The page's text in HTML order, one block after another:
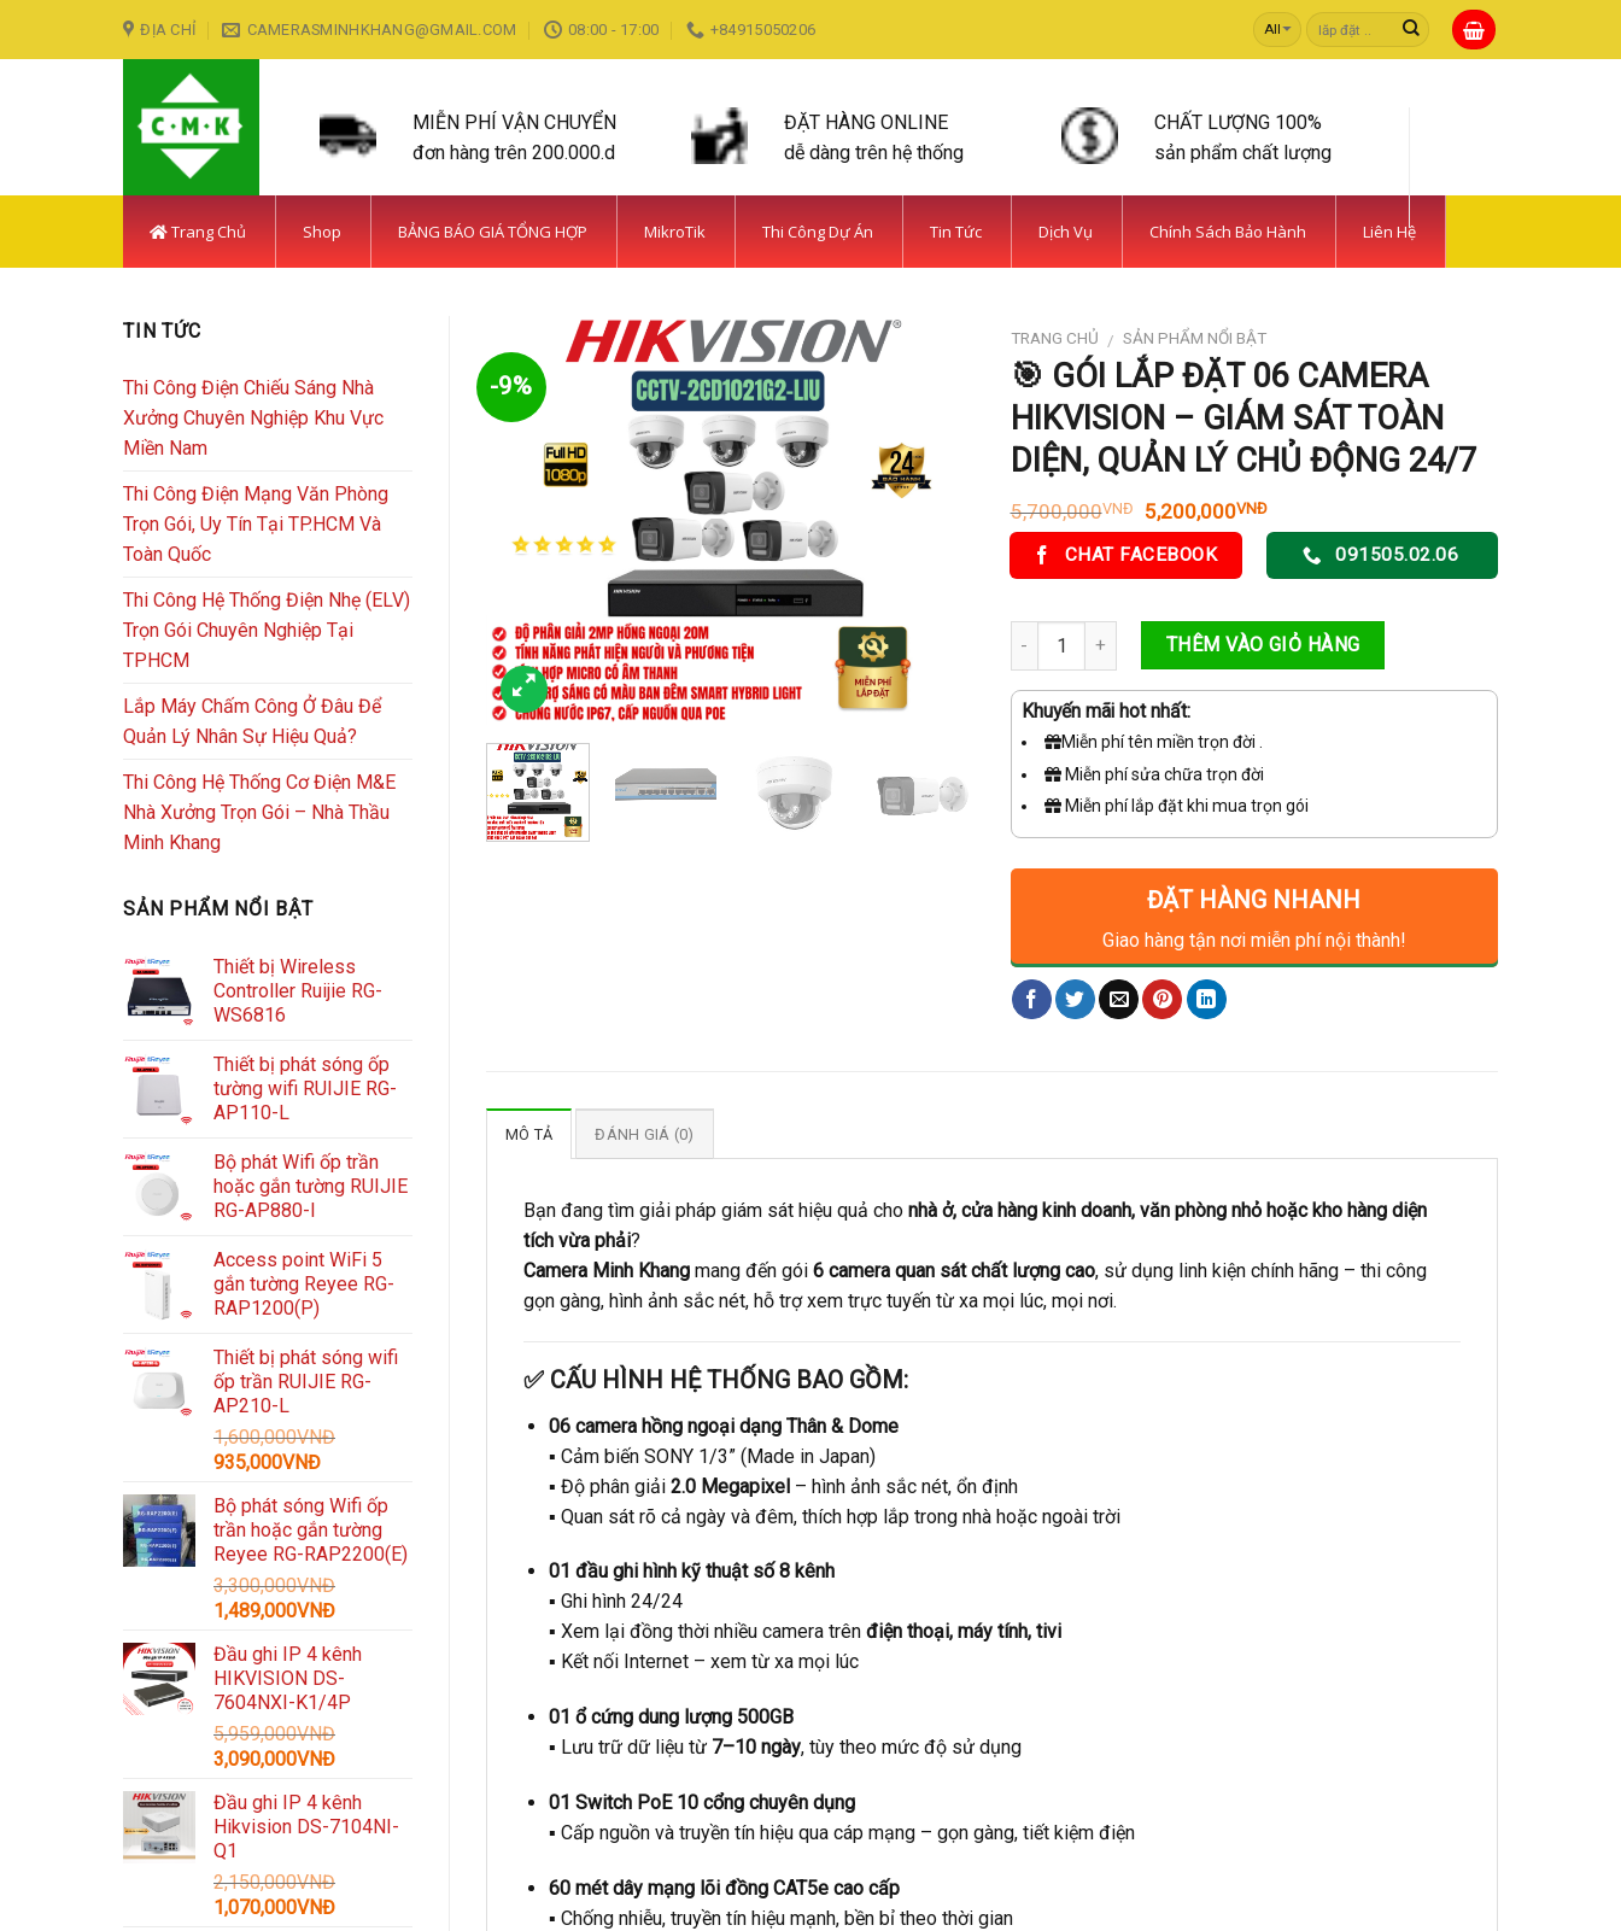
ĐỊA CHỈ CAMERASMINHKHANG@GMAIL.COM 08:00 - 17:00 +84915050206
Tìm
kiếm:
MIỄN PHÍ VẬN CHUYỂN
đơn hàng trên 200.000.d
ĐẶT HÀNG ONLINE
dễ dàng trên hệ thống
CHẤT LƯỢNG 100%
sản phẩm chất lượng
Trang Chủ Shop BẢNG BÁO GIÁ TỔNG HỢP MikroTik Thi Công Dự Án Tin Tức Dịch Vụ Chính Sách Bảo Hành Liên Hệ
TIN TỨC
Thi Công Điện Chiếu Sáng Nhà
Xưởng Chuyên Nghiệp Khu Vực
Miền Nam
Thi Công Điện Mạng Văn Phòng
Trọn Gói, Uy Tín Tại TP.HCM Và
Toàn Quốc
Thi Công Hệ Thống Điện Nhẹ (ELV)
Trọn Gói Chuyên Nghiệp Tại
TPHCM
Lắp Máy Chấm Công Ở Đâu Để
Quản Lý Nhân Sự Hiệu Quả?
Thi Công Hệ Thống Cơ Điện M&E
Nhà Xưởng Trọn Gói – Nhà Thầu
Minh Khang
SẢN PHẨM NỔI BẬT
Thiết bị Wireless
Controller Ruijie RG-
WS6816
Thiết bị phát sóng ốp
tường wifi RUIJIE RG-
AP110-L
Bộ phát Wifi ốp trần
hoặc gắn tường RUIJIE
RG-AP880-I
Access point WiFi 5
gắn tường Reyee RG-
RAP1200(P)
Thiết bị phát sóng wifi
ốp trần RUIJIE RG-
AP210-L
1,600,000VNĐ
Giá
là:
1,600,000VNĐ.
935,000VNĐGiá
tại
là:
935,000VNĐ.
Bộ phát sóng Wifi ốp
trần hoặc gắn tường
Reyee RG-RAP2200(E)
3,300,000VNĐ
Giá
là:
3,300,000VNĐ.
1,489,000VNĐGiá
tại
là:
1,489,000VNĐ.
Đầu ghi IP 4 kênh
HIKVISION DS-
7604NXI-K1/4P
5,959,000VNĐ
Giá
là:
5,959,000VNĐ.
3,090,000VNĐGiá
tại
là:
Đầu ghi IP 4 kênh
Hikvision DS-7104NI-
Q1
2,150,000VNĐ
Giá
1,070,000VNĐGiá
-9%
TRANG CHỦ / SẢN PHẨM NỔI BẬT
🎯 GÓI LẮP ĐẶT 06 CAMERA
HIKVISION – GIÁM SÁT TOÀN
DIỆN, QUẢN LÝ CHỦ ĐỘNG 24/7
5,700,000VNĐ
Giá
gốc
là:
5,700,000VNĐ.
5,200,000VNĐGiá
hiện
là:
CHAT FACEBOOK 091505.02.06
🎯 GÓI LẮP ĐẶT 06 CAMERA HIKVISION – GIÁM SÁT TOÀN DIỆN, QUẢN LÝ
THÊM VÀO GIỎ HÀNG
Khuyến mãi hot nhất:
Miễn phí tên miền trọn đời .
Miễn phí sửa chữa trọn đời
Miễn phí lắp đặt khi mua trọn gói
ĐẶT HÀNG NHANH
Giao hàng tận nơi miễn phí nội thành!
MÔ TẢ ĐÁNH GIÁ (0)
Bạn đang tìm giải pháp giám sát hiệu quả cho nhà ở, cửa hàng kinh doanh, văn phòng nhỏ hoặc kho hàng diện
tích vừa phải?
Camera Minh Khang mang đến gói 6 camera quan sát chất lượng cao, sử dụng linh kiện chính hãng – thi công
gọn gàng, hình ảnh sắc nét, hỗ trợ xem trực tuyến từ xa mọi lúc, mọi nơi.
✅ CẤU HÌNH HỆ THỐNG BAO GỒM:
06 camera hồng ngoại dạng Thân & Dome
▪️ Cảm biến SONY 1/3” (Made in Japan)
▪️ Độ phân giải 2.0 Megapixel– hình ảnh sắc nét, ổn định
▪️ Quan sát rõ cả ngày và đêm, thích hợp lắp trong nhà hoặc ngoài trời
01 đầu ghi hình kỹ thuật số 8 kênh
▪️ Ghi hình 24/24
▪️ Xem lại đồng thời nhiều camera trên điện thoại, máy tính, tivi
▪️ Kết nối Internet – xem từ xa mọi lúc
01 ổ cứng dung lượng 500GB
▪️ Lưu trữ dữ liệu từ 7–10 ngày, tùy theo mức độ sử dụng
01 Switch PoE 10 cổng chuyên dụng
▪️ Cấp nguồn và truyền tín hiệu qua cáp mạng – gọn gàng, tiết kiệm điện
60 mét dây mạng lõi đồng CAT5e cao cấp
▪️ Chống nhiễu, truyền tín hiệu mạnh, bền bỉ theo thời gian